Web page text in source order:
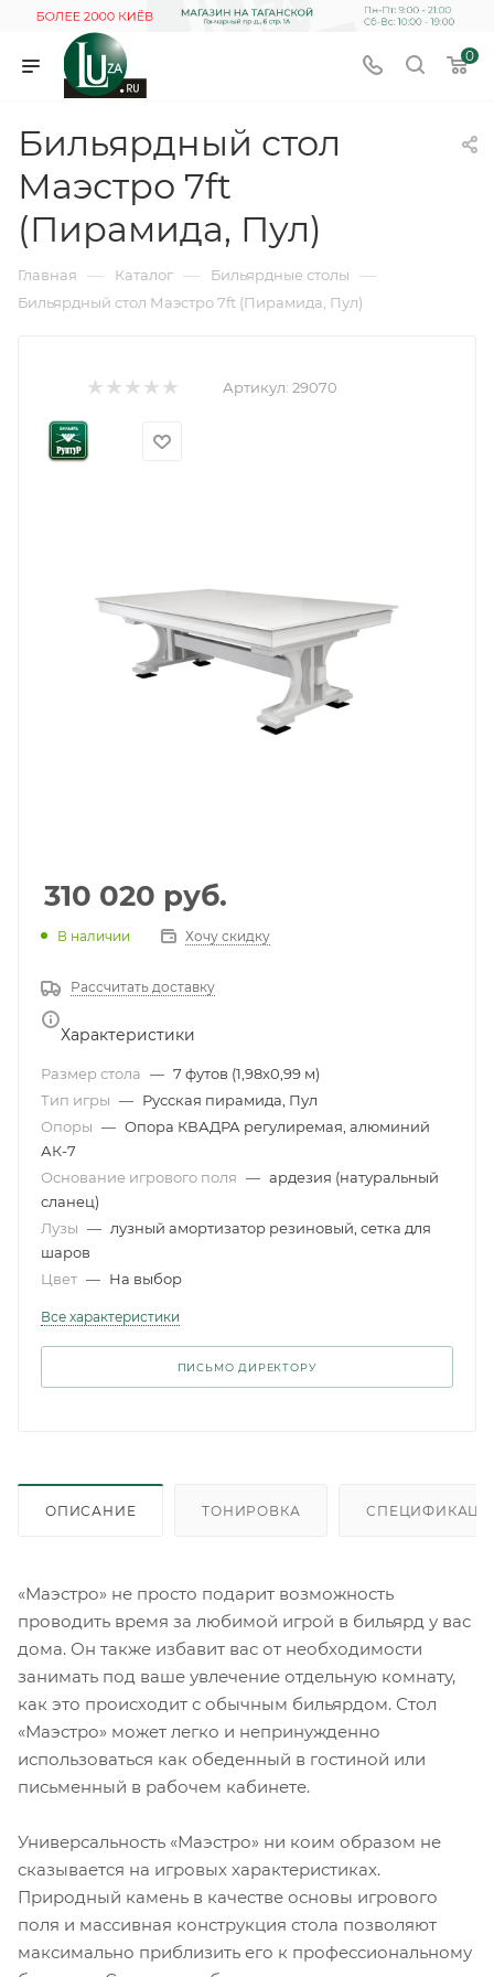
0
Бильярдный стол
Маэстро 7ft
(Пирамида, Пул)
Главная — Каталог — Бильярдные столы —
Бильярдный стол Маэстро 7ft (Пирамида, Пул)
Артикул: 29070
310 020 руб.
В наличии Хочу скидку
Рассчитать доставку
Характеристики
Размер стола — 7 футов (1,98x0,99 м)
Тип игры — Русская пирамида, Пул
Опоры — Опора КВАДРА регулиремая, алюминий
АК-7
Основание игрового поля — ардезия (натуральный
сланец)
Лузы — лузный амортизатор резиновый, сетка для
шаров
Цвет — На выбор
Все характеристики
ПИСЬМО ДИРЕКТОРУ
ОПИСАНИЕ ТОНИРОВКА
«Маэстро» не просто подарит возможность
проводить время за любимой игрой в бильярд у вас
дома. Он также избавит вас от необходимости
занимать под ваше увлечение отдельную комнату,
как это происходит с обычным бильярдом. Стол
«Маэстро» может легко и непринужденно
использоваться как обеденный в гостиной или
письменный в рабочем кабинете.
Универсальность «Маэстро» ни коим образом не
сказывается на игровых характеристиках.
Природный камень в качестве основы игрового
поля и массивная конструкция стола позволяют
максимально приблизить его к профессиональному